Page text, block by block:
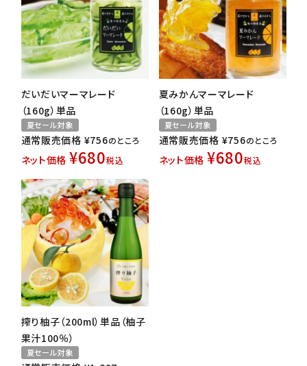
だいだいマーマレード
（160g）単品
夏セール対象
通常販売価格 ¥756のところ
ネット価格 ¥680税込
夏みかんマーマレード
（160g）単品
夏セール対象
通常販売価格 ¥756のところ
ネット価格 ¥680税込
搾り柚子（200ml）単品（柚子
果汁100％）
夏セール対象